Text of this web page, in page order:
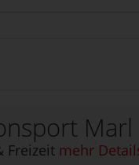
Marl
Freizeit mehr